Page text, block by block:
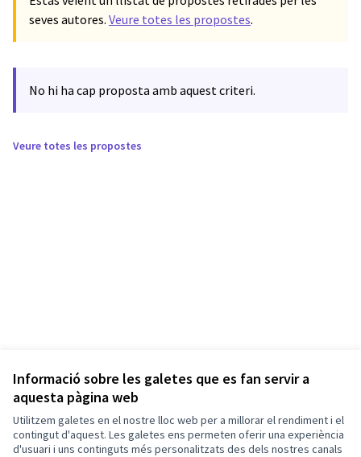
Informació sobre les galetes que es fan servir a
aquesta pàgina web
Utilitzem galetes en el nostre lloc web per a millorar el rendiment i el
contingut d'aquest. Les galetes ens permeten oferir una experiència
d'usuari i uns continguts més personalitzats des dels nostres canals
seves autores. Veure totes les propostes.
No hi ha cap proposta amb aquest criteri.
Veure totes les propostes